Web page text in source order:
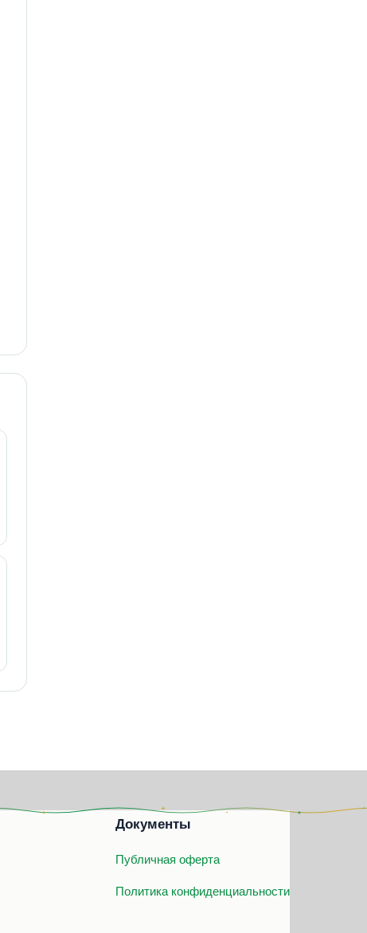
Документы
Публичная оферта
Политика конфиденциальности